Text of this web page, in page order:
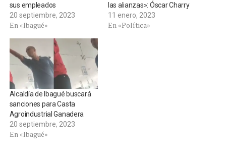
sus empleados
20 septiembre, 2023
En «Ibagué»
las alianzas»: Óscar Charry
11 enero, 2023
En «Política»
Alcaldía de Ibagué buscará
sanciones para Casta
Agroindustrial Ganadera
20 septiembre, 2023
En «Ibagué»